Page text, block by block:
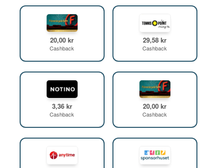
20,00 kr
Cashback
29,58 kr
Cashback
3,36 kr
Cashback
20,00 kr
Cashback